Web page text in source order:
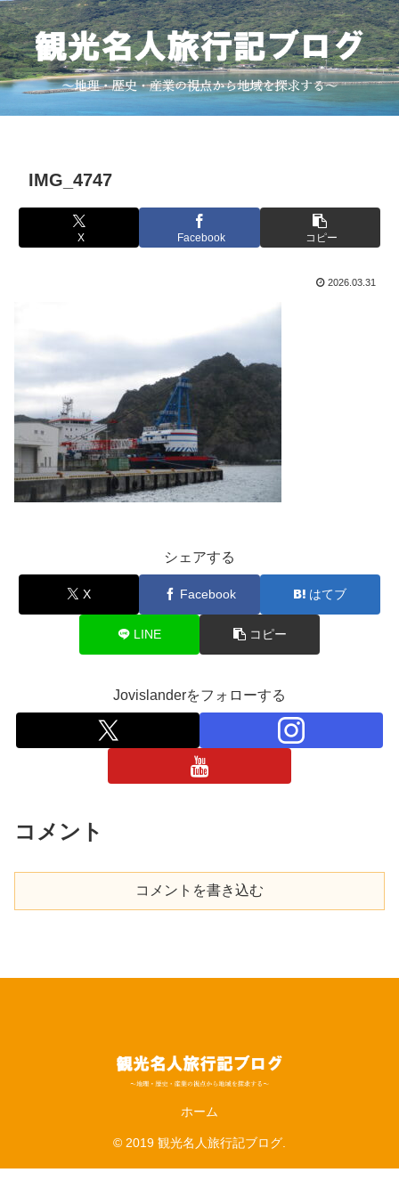
IMG_4747
X Facebook コピー
2026.03.31
シェアする
X Facebook はてブ
LINE コピー
Jovislanderをフォローする
コメント
コメントを書き込む
ホーム
© 2019 観光名人旅行記ブログ.